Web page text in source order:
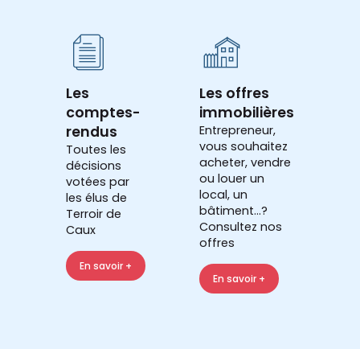
Les
comptes-
rendus
Toutes les
décisions
votées par
les élus de
Terroir de
Caux
En savoir +
Les offres
immobilières
Entrepreneur,
vous souhaitez
acheter, vendre
ou louer un
local, un
bâtiment...?
Consultez nos
offres
En savoir +